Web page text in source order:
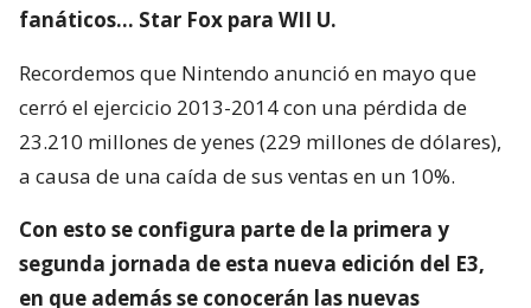
fanáticos… Star Fox para WII U.
Recordemos que Nintendo anunció en mayo que
cerró el ejercicio 2013-2014 con una pérdida de
23.210 millones de yenes (229 millones de dólares),
a causa de una caída de sus ventas en un 10%.
Con esto se configura parte de la primera y
segunda jornada de esta nueva edición del E3,
en que además se conocerán las nuevas